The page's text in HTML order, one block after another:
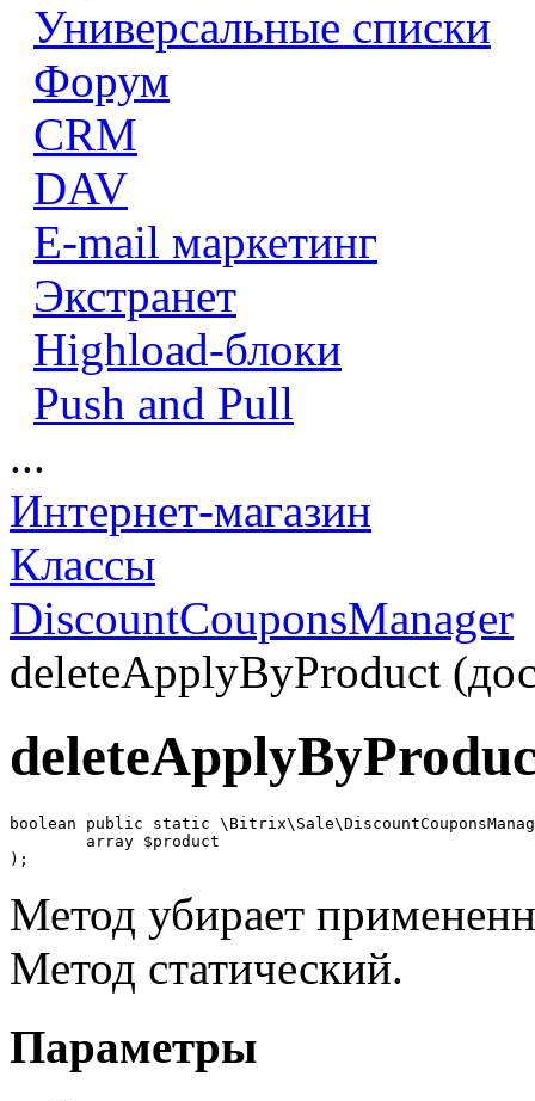
Универсальные списки
Форум
CRM
DAV
E-mail маркетинг
Экстранет
Highload-блоки
Push and Pull
...
Интернет-магазин
Классы
DiscountCouponsManager
deleteApplyByProduct
boolean public static
);
Метод убирает
Метод статический.
Параметры